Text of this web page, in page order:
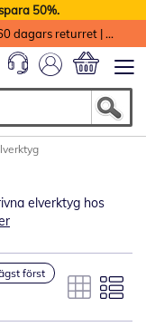
50%.
dagars returret |
elverktyg hos
först